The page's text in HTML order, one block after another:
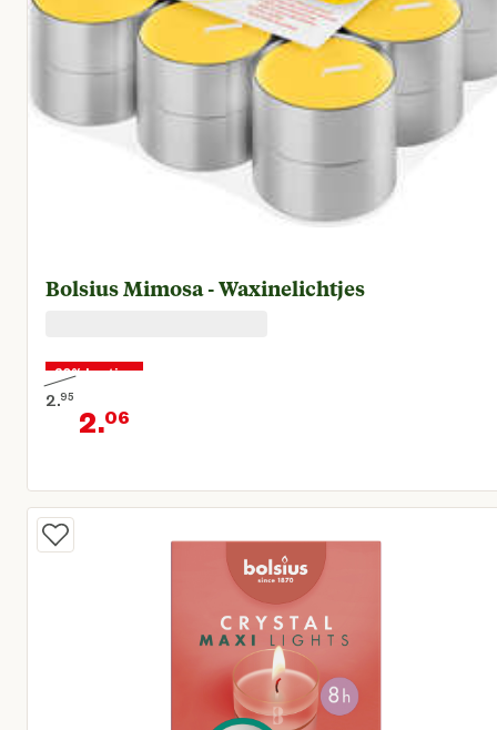
Bolsius Mimosa - Waxinelichtjes
30% korting
2.95
Oorspronkelijke prijs € 2,95
2.06
Huidige prijs € 2,06